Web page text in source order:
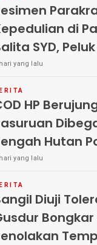
di
SYD,
yang lalu
HP
Hutan Polisi Buru Tiga
yang lalu
Diuji